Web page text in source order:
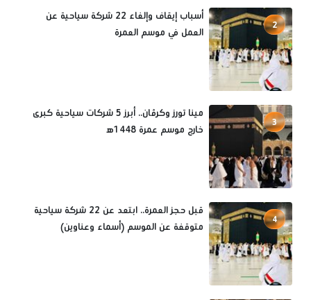
2
أسباب إيقاف وإلغاء 22 شركة سياحية عن
العمل في موسم العمرة
3
مينا تورز وكرڤان.. أبرز 5 شركات سياحية كبرى
خارج موسم عمرة 1448ه‍
4
قبل حجز العمرة.. ابتعد عن 22 شركة سياحية
متوقفة عن الموسم (أسماء وعناوين)